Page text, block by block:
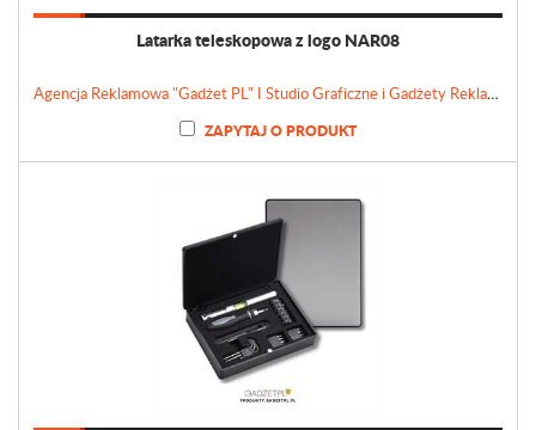
Latarka teleskopowa z logo NAR08
Agencja Reklamowa "Gadżet PL" I Studio Graficzne i Gadżety Reklamowe
ZAPYTAJ O PRODUKT